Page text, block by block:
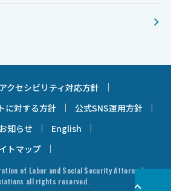
アクセシビリティ対応方針
に対する方針
公式SNS運用方針
お知らせ
English
トマップ
of Labor and Social Security Attorney's
all rights reserved.